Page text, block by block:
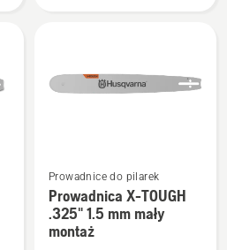
duży
montaż
Zobacz
więcej
szczegółów
Prowadnice do pilarek
Prowadnica X-TOUGH
.325" 1.5 mm mały
montaż